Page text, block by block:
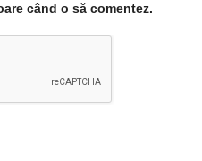
când o să comentez.